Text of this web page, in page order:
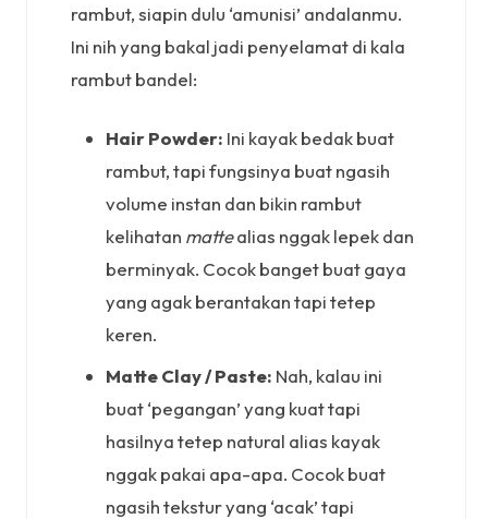
rambut, siapin dulu ‘amunisi’ andalanmu.
Ini nih yang bakal jadi penyelamat di kala
rambut bandel:
Hair Powder: Ini kayak bedak buat
rambut, tapi fungsinya buat ngasih
volume instan dan bikin rambut
kelihatan mattealias nggak lepek dan
berminyak. Cocok banget buat gaya
yang agak berantakan tapi tetep
keren.
Matte Clay / Paste: Nah, kalau ini
buat ‘pegangan’ yang kuat tapi
hasilnya tetep natural alias kayak
nggak pakai apa-apa. Cocok buat
ngasih tekstur yang ‘acak’ tapi